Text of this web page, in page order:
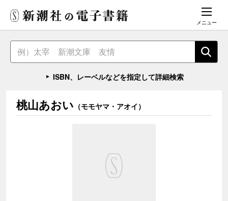
メニュー
ISBN、レーベルなどを指定して詳細検索
桃山あおい （モモヤマ・アオイ）